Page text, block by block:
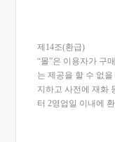
제14조(환급)
“몰”은 이용자가 구
는 제공을 할 수 없
지하고 사전에 재화
터 2영업일 이내에